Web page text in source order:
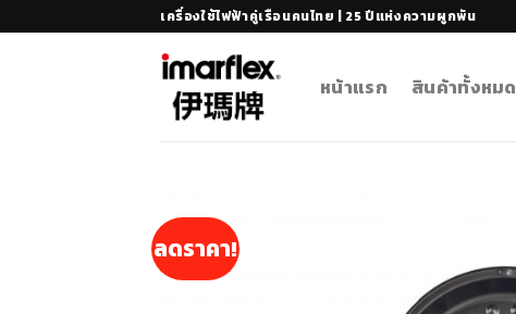
to
เครื่องใช้ไฟฟ้าคู่เรือนคนไทย | 25 ปีแห่งความผูกพัน
หน้าแรก สินค้าทั้งหมด
ลดราคา!